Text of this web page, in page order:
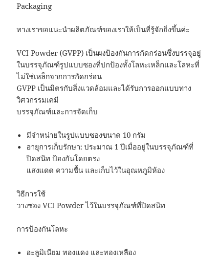
Packaging
ทางเราขอแนะนำผลิตภัณฑ์ของเราให้เป็นที่รู้จักยิ่งขึ้นค่ะ
VCI Powder (GVPP) เป็นผงป้องกันการกัดกร่อนซึ่งบรรจุอยู่
ในบรรจุภัณฑ์รูปแบบซองที่ปกป้องทั้งโลหะเหล็กและโลหะที่
ไม่ใช่เหล็กจากการกัดกร่อน
GVPP เป็นมิตรกับสิ่งแวดล้อมและได้รับการออกแบบทาง
วิศวกรรมเคมี
บรรจุภัณฑ์และการจัดเก็บ
มีจำหน่ายในรูปแบบซองขนาด 10 กรัม
อายุการเก็บรักษา: ประมาณ 1 ปีเมื่ออยู่ในบรรจุภัณฑ์ที่
ปิดสนิท ป้องกันโดยตรง
แสงแดด ความชื้น และเก็บไว้ในอุณหภูมิห้อง
วิธีการใช้
วางซอง VCI Powder ไว้ในบรรจุภัณฑ์ที่ปิดสนิท
การป้องกันโลหะ
อะลูมิเนียม ทองแดง และทองเหลือง